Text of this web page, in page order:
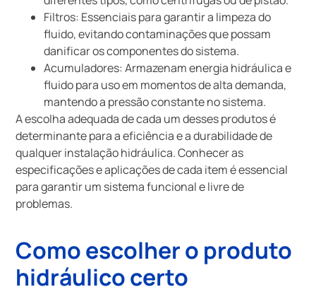
Filtros: Essenciais para garantir a limpeza do
fluido, evitando contaminações que possam
danificar os componentes do sistema.
Acumuladores: Armazenam energia hidráulica e
fluido para uso em momentos de alta demanda,
mantendo a pressão constante no sistema.
A escolha adequada de cada um desses produtos é
determinante para a eficiência e a durabilidade de
qualquer instalação hidráulica. Conhecer as
especificações e aplicações de cada item é essencial
para garantir um sistema funcional e livre de
problemas.
Como escolher o produto
hidráulico certo